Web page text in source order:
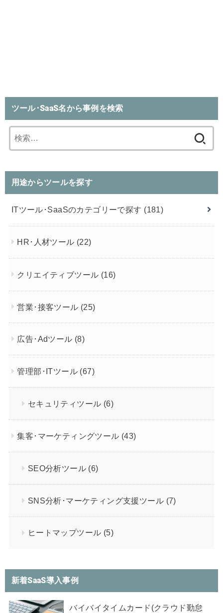
ツール･SaaS名から事例を検索
索:
用途からツールを探す
ITツール･SaaSのカテゴリーで探す (181)
HR･人材ツール (22)
クリエイティブツール (16)
営業･接客ツール (25)
広告･Adツール (8)
管理部･ITツール (67)
セキュリティツール (6)
集客･マーケティングツール (43)
SEO分析ツール (6)
SNS分析･マーケティング支援ツール (7)
ヒートマップツール (5)
新着SaaS導入事例
バイバイタイムカード(クラウド勤怠